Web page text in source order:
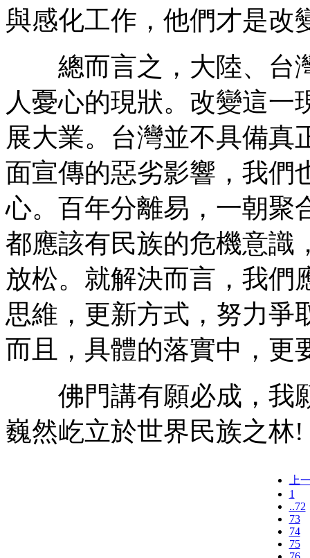
與感化工作，他們才是改
總而言之，大陸、台
人憂心的現狀。改變這一
展大業。台灣並不具備真
面宣傳的惡劣影響，我們
心。百年分離易，一朝聚
都應該有民族的危機意識
放松。就解決而言，我們
思維，更新方式，努力爭
而且，具體的落實中，更
佛門講有願必成，我
巍然屹立於世界民族之林!
上
1
..72
73
74
75